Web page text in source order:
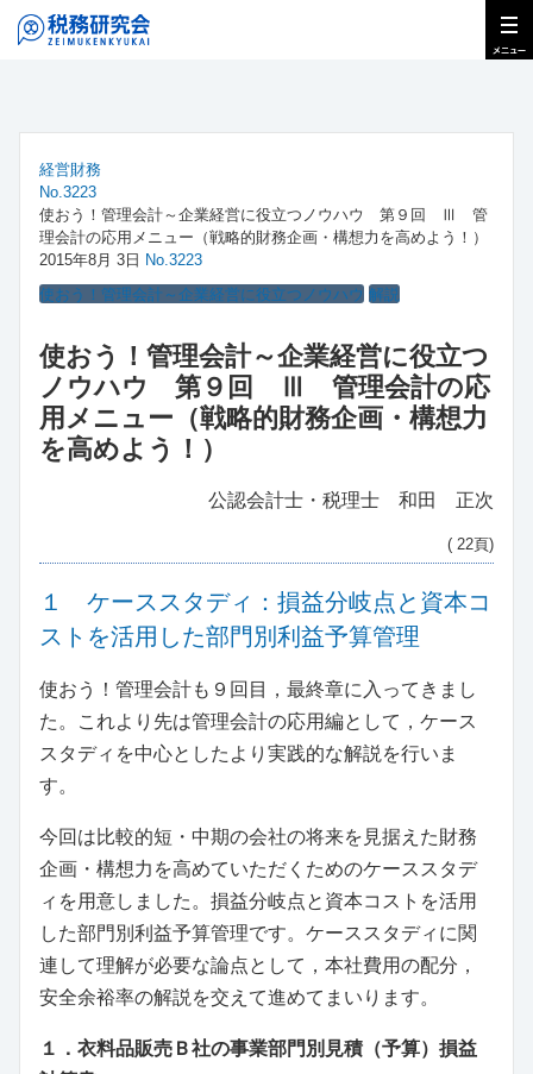
経営財務
No.3223
使おう！管理会計～企業経営に役立つノウハウ 第９回 Ⅲ 管
理会計の応用メニュー（戦略的財務企画・構想力を高めよう！）
2015年8月 3日 No.3223
使おう！管理会計～企業経営に役立つノウハウ 解説
使おう！管理会計～企業経営に役立つ
ノウハウ 第９回 Ⅲ 管理会計の応
用メニュー（戦略的財務企画・構想力
を高めよう！）
公認会計士・税理士 和田 正次
( 22頁)
１ ケーススタディ：損益分岐点と資本コ
ストを活用した部門別利益予算管理
使おう！管理会計も９回目，最終章に入ってきまし
た。これより先は管理会計の応用編として，ケース
スタディを中心としたより実践的な解説を行いま
す。
今回は比較的短・中期の会社の将来を見据えた財務
企画・構想力を高めていただくためのケーススタデ
ィを用意しました。損益分岐点と資本コストを活用
した部門別利益予算管理です。ケーススタディに関
連して理解が必要な論点として，本社費用の配分，
安全余裕率の解説を交えて進めてまいります。
１．衣料品販売Ｂ社の事業部門別見積（予算）損益